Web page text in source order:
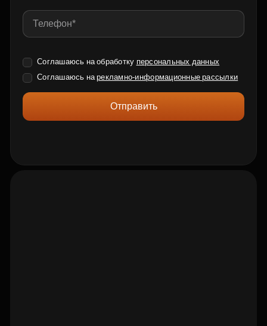
Соглашаюсь на обработку персональных данных
Соглашаюсь нарекламно-информационные рассылки
Отправить